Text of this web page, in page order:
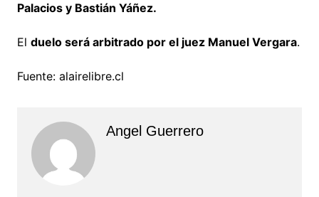
Palacios y Bastián Yáñez.
El duelo será arbitrado por el juez Manuel Vergara.
Fuente: alairelibre.cl
Angel Guerrero